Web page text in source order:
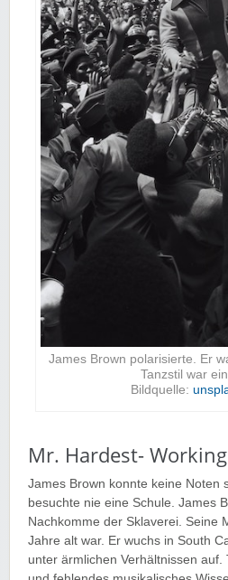
James Brown polarisierte. Er
Tanzstil war
Bildquelle:
Mr. Hardest-
James Brown konnte keine Noten
besuchte nie eine Schule. James
Nachkomme der Sklaverei. Seine
Jahre alt war. Er wuchs in South
unter ärmlichen Verhältnissen auf.